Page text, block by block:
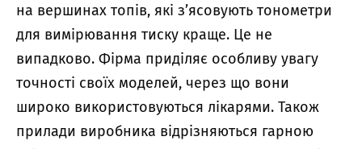
на вершинах топів, які з’ясовують тонометри
для вимірювання тиску краще. Це не
випадково. Фірма приділяє особливу увагу
точності своїх моделей, через що вони
широко використовуються лікарями. Також
прилади виробника відрізняються гарною